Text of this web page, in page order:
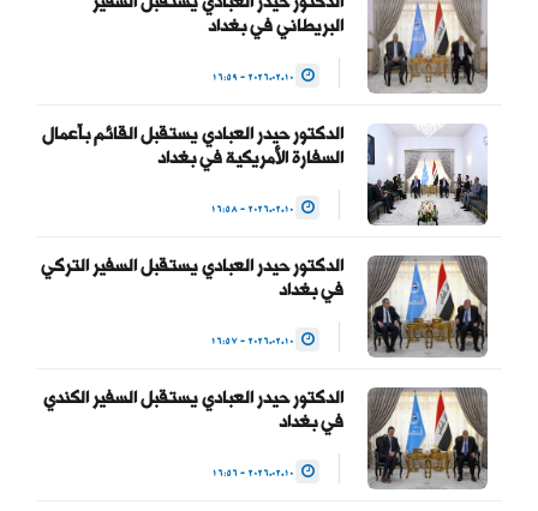
البريطاني في بغداد
الدكتور حيدر العبادي يستقبل القائم بأعمال
السفارة الأمريكية في بغداد
الدكتور حيدر العبادي يستقبل السفير التركي
في بغداد
الدكتور حيدر العبادي يستقبل السفير الكندي
في بغداد